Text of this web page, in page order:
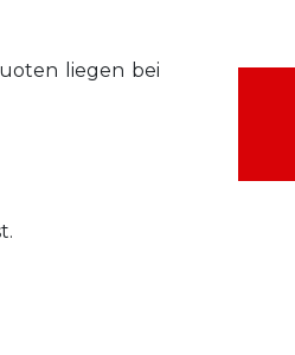
liegen bei